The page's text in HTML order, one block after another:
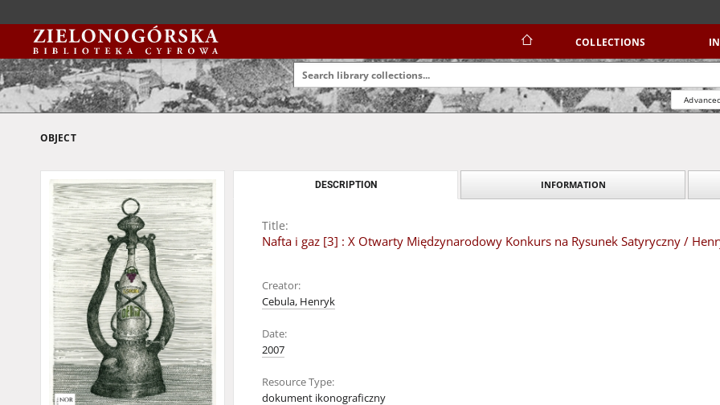
COLLECTIONS
OBJECT
DESCRIPTION INFORMATION
Title:
Nafta i gaz [3] : X Otwarty Międzynarodowy Konkurs na Rysunek Satyryczny /
Creator:
Cebula, Henryk
Date:
2007
Resource Type:
dokument ikonograficzny